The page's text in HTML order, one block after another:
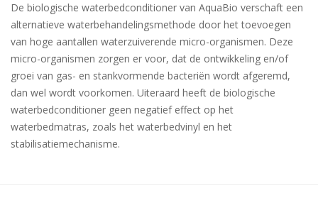
De biologische waterbedconditioner van AquaBio verschaft een
alternatieve waterbehandelingsmethode door het toevoegen
van hoge aantallen waterzuiverende micro-organismen. Deze
micro-organismen zorgen er voor, dat de ontwikkeling en/of
groei van gas- en stankvormende bacteriën wordt afgeremd,
dan wel wordt voorkomen. Uiteraard heeft de biologische
waterbedconditioner geen negatief effect op het
waterbedmatras, zoals het waterbedvinyl en het
stabilisatiemechanisme.